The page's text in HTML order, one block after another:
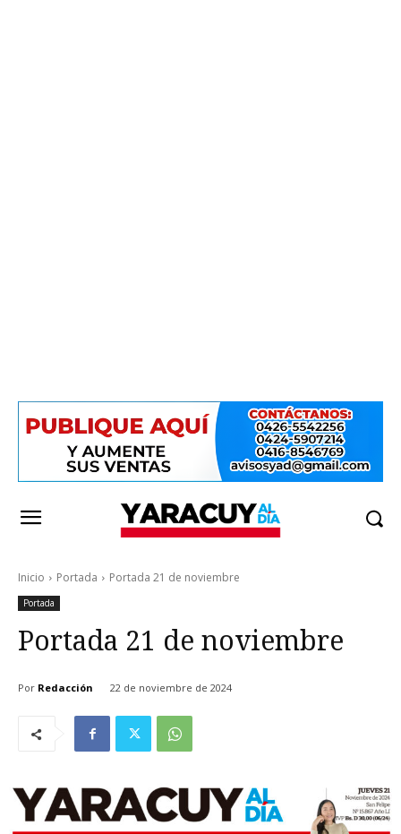
Inicio Portada Portada 21 de noviembre
Portada
Portada 21 de noviembre
Por Redacción 22 de noviembre de 2024